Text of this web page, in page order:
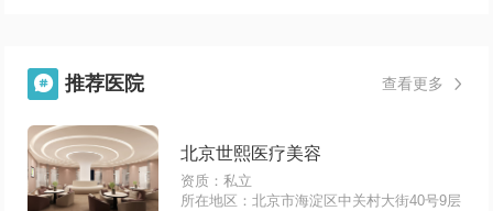
 推荐医院 查看更多 
北京世熙医疗美容
资质：私立
所在地区：北京市海淀区中关村大街40号9层